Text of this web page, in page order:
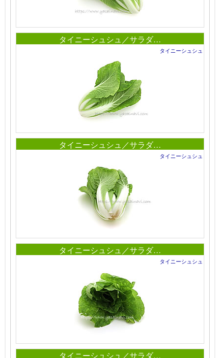
タイニーシュシュ／サラダ…
タイニーシュシュ
タイニーシュシュ／サラダ…
タイニーシュシュ
タイニーシュシュ／サラダ…
タイニーシュシュ
タイニーシュシュ／サラダ…